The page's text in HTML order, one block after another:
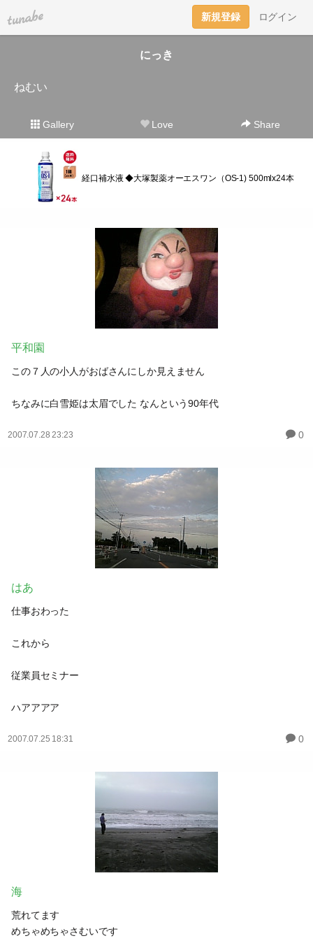
tuna.be 新規登録 ログイン
にっき
ねむい
Gallery Love Share
経口補水液 ◆大塚製薬オーエスワン（OS-1) 500mlx24本
平和園
この７人の小人がおばさんにしか見えません
ちなみに白雪姫は太眉でした なんという90年代
2007.07.28 23:23 0
はあ
仕事おわった
これから
従業員セミナー
ハアアアア
2007.07.25 18:31 0
海
荒れてます
めちゃめちゃさむいです